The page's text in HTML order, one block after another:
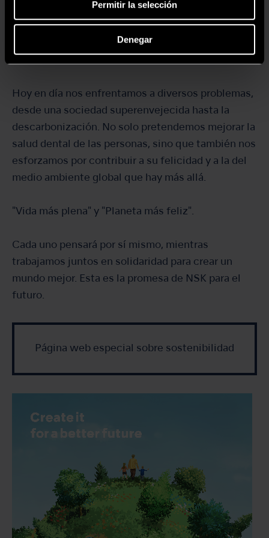
Permitir la selección
Denegar
Sostenibilidad en NSK
Create it for a better future
Hoy en día nos enfrentamos a diversos problemas,
desde una sociedad superenvejecida hasta la
descarbonización. No solo pretendemos mejorar la
salud dental de las personas, sino que también nos
esforzamos por contribuir a su felicidad y a la del
medio ambiente global que hay más allá.
"Vida más plena" y "Planeta más feliz".
Cada uno pensará por sí mismo, mientras
trabajamos juntos en solidaridad para crear un
mundo mejor. Esta es la promesa de NSK para el
futuro.
Página web especial sobre sostenibilidad